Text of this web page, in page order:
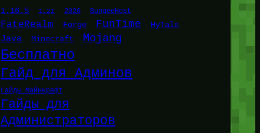
1.16.5 1.21 2026 BungeeHost
FateRealm Forge FunTime HyTale
Java Minecraft Mojang
Бесплатно
Гайд для Админов
Гайды Майнкрафт
Гайды для
Администраторов